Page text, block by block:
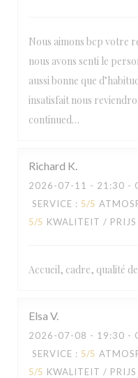
Nous aimons bcp votre
nous avons senti le
aussi bonne que
insatisfait nous
continued…
Richard K
2026-07-11 - 21:30 -
SERVICE : 5/5
5/5 KWALITEIT / PRIJS
Accueil, cadre, qualité
Elsa V
2026-07-08 - 19:30 -
SERVICE : 5/5
5/5 KWALITEIT / PRIJS